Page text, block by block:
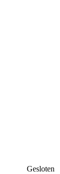
Gesloten